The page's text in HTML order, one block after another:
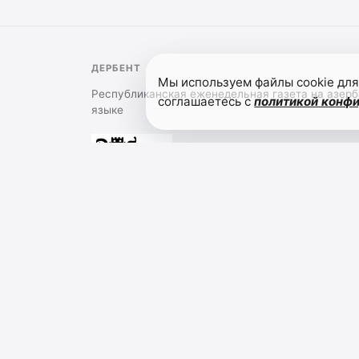
ДЕРБЕНТ
Республиканская еженедельная газета на
языке
Мы используем файлы cookie
соглашаетесь сполитикой